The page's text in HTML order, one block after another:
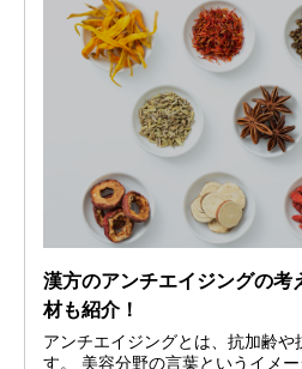
漢方のアンチエイジングの考
材も紹介！
アンチエイジングとは、抗加齢
す。 美容分野の言葉というイメ